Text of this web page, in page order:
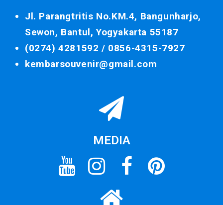
Jl. Parangtritis No.KM.4, Bangunharjo,
Sewon, Bantul, Yogyakarta 55187
(0274) 4281592 / 0856-4315-7927
kembarsouvenir@gmail.com
MEDIA